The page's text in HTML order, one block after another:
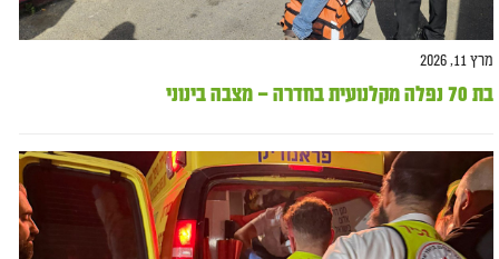
מרץ 11, 2026
בת 70 נפלה מקלנועית בחדרה – מצבה בינוני